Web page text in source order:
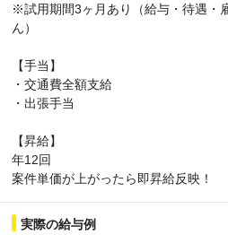
※試用期間3ヶ月あり（給与・待遇・
ん）
【手当】
・交通費全額支給
・出張手当
【昇給】
年12回
案件単価が上がったら即昇給反映！
実際の給与例